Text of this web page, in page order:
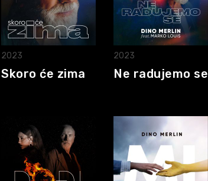
2023
Skoro će zima
2023
Ne radujemo se